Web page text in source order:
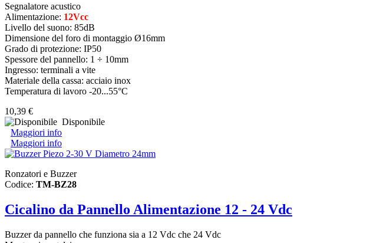
Segnalatore acustico
Alimentazione: 12Vcc
Livello del suono: 85dB
Dimensione del foro di montaggio Ø16mm
Grado di protezione: IP50
Spessore del pannello: 1 ÷ 10mm
Ingresso: terminali a vite
Materiale della cassa: acciaio inox
Temperatura di lavoro -20...55°C
10,39 €
Disponibile
Maggiori info
Maggiori info
Ronzatori e Buzzer
Codice: TM-BZ28
Cicalino da Pannello Alimentazione 12 - 24 Vdc
Buzzer da pannello che funziona sia a 12 Vdc che 24 Vdc